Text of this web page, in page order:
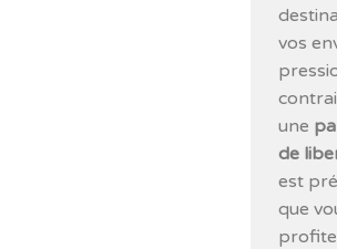
vos
une
de
est
que